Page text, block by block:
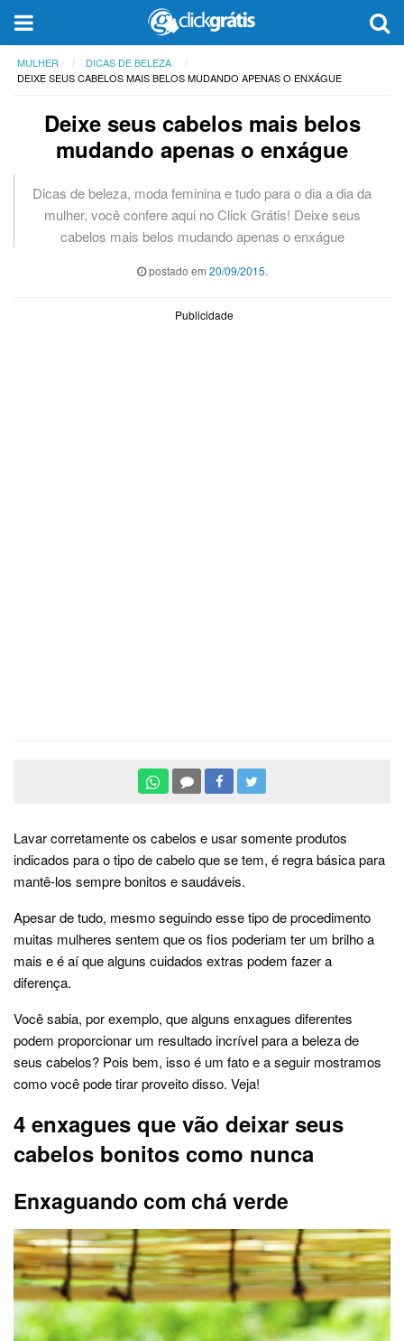
MULHER
DICAS DE BELEZA
DEIXE SEUS CABELOS MAIS BELOS MUDANDO APENAS O ENXÁGUE
Deixe seus cabelos mais belos
mudando apenas o enxágue
Dicas de beleza, moda feminina e tudo para o dia a dia da
mulher, você confere aqui no Click Grátis! Deixe seus
cabelos mais belos mudando apenas o enxágue
postado em 20/09/2015.
Publicidade
Lavar corretamente os cabelos e usar somente produtos
indicados para o tipo de cabelo que se tem, é regra básica para
mantê-los sempre bonitos e saudáveis.
Apesar de tudo, mesmo seguindo esse tipo de procedimento
muitas mulheres sentem que os fios poderiam ter um brilho a
mais e é aí que alguns cuidados extras podem fazer a
diferença.
Você sabia, por exemplo, que alguns enxagues diferentes
podem proporcionar um resultado incrível para a beleza de
seus cabelos? Pois bem, isso é um fato e a seguir mostramos
como você pode tirar proveito disso. Veja!
4 enxagues que vão deixar seus
cabelos bonitos como nunca
Enxaguando com chá verde